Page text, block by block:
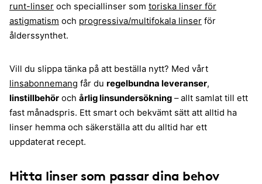
runt-linser och speciallinser som toriska linser för
astigmatism och progressiva/multifokala linser för
ålderssynthet.
Vill du slippa tänka på att beställa nytt? Med vårt
linsabonnemang får du regelbundna leveranser,
linstillbehör och årlig linsundersökning – allt samlat till ett
fast månadspris. Ett smart och bekvämt sätt att alltid ha
linser hemma och säkerställa att du alltid har ett
uppdaterat recept.
Hitta linser som passar dina behov